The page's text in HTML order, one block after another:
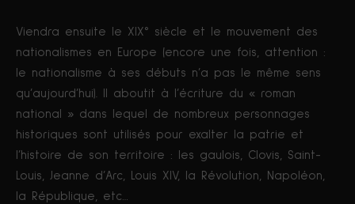
Viendra ensuite le XIX° siècle et le mouvement des
nationalismes en Europe (encore une fois, attention :
le nationalisme à ses débuts n’a pas le même sens
qu’aujourd’hui). Il aboutit à l’écriture du « roman
national » dans lequel de nombreux personnages
historiques sont utilisés pour exalter la patrie et
l’histoire de son territoire : les gaulois, Clovis, Saint-
Louis, Jeanne d’Arc, Louis XIV, la Révolution, Napoléon,
la République, etc…